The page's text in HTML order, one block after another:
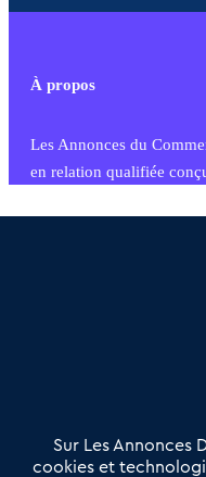
À propos
Les Annonces du
en relation qualifiée
commercial et les
Offres Pro
Actualités
Qui sommes nous ?
Sur Les Annonces
cookies et